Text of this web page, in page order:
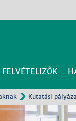
FELVÉTELIZŐK
Kutatási